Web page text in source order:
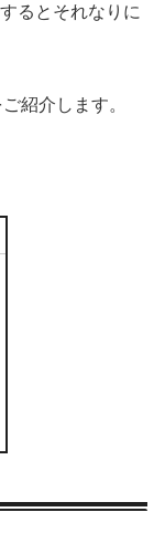
るとそれなりに
紹介します。